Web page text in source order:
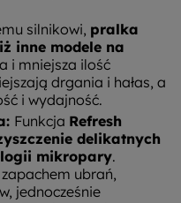
silnikowi, pralka
inne modele na
i mniejsza ilość
drgania i hałas, a
i wydajność.
Funkcja Refresh
delikatnych
mikropary.
ubrań,
jednocześnie